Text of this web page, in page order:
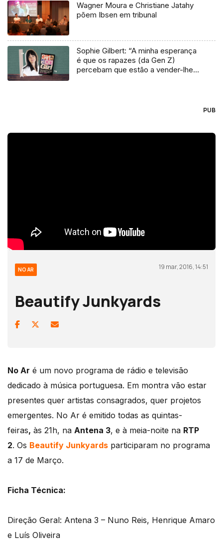
Wagner Moura e Christiane Jatahy
põem Ibsen em tribunal
Sophie Gilbert: “A minha esperança
é que os rapazes (da Gen Z)
percebam que estão a vender-lhes
PUB
NO AR 19 mar, 2016, 14:51
Beautify Junkyards
No Ar é um novo programa de rádio e televisão
dedicado à música portuguesa. Em montra vão estar
presentes quer artistas consagrados, quer projetos
emergentes. No Ar é emitido todas as quintas-
feiras, às 21h, na Antena 3, e à meia-noite na RTP
2. Os Beautify Junkyards participaram no programa
a 17 de Março.
Ficha Técnica:
Direção Geral: Antena 3 – Nuno Reis, Henrique Amaro
e Luís Oliveira